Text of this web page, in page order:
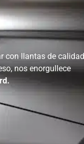
con llantas de calidad
nos enorgullece